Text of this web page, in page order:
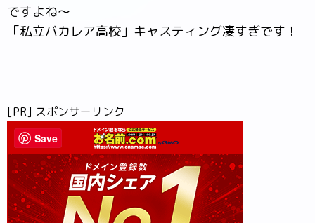
ですよね～
「私立バカレア高校」キャスティング凄すぎです！
[PR] スポンサーリンク
Save